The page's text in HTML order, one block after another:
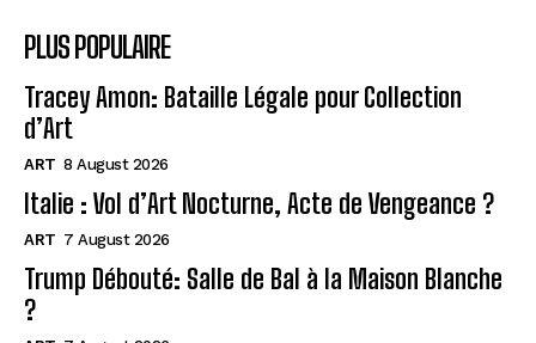
PLUS POPULAIRE
Tracey Amon: Bataille Légale pour Collection
d’Art
ART 8 August 2026
Italie : Vol d’Art Nocturne, Acte de Vengeance ?
ART 7 August 2026
Trump Débouté: Salle de Bal à la Maison Blanche
?